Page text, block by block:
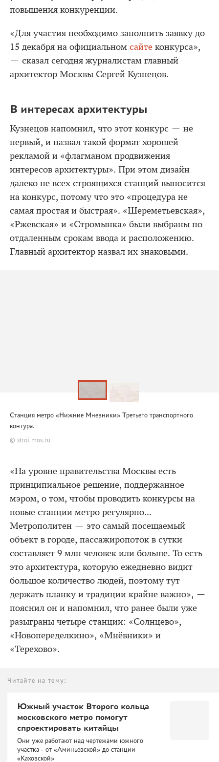
повышения конкуренции.
«Для участия необходимо заполнить заявку до
15 декабря на официальном сайте конкурса»,
— сказал сегодня журналистам главный
архитектор Москвы Сергей Кузнецов.
В интересах архитектуры
Кузнецов напомнил, что этот конкурс — не
первый, и назвал такой формат хорошей
рекламой и «флагманом продвижения
интересов архитектуры». При этом дизайн
далеко не всех строящихся станций выносится
на конкурс, потому что это «процедура не
самая простая и быстрая». «Шереметьевская»,
«Ржевская» и «Стромынка» были выбраны по
отдаленным срокам ввода и расположению.
Главный архитектор назвал их знаковыми.
Станция метро «Нижние Мневники» Третьего транспортного
контура.
© stroi.mos.ru
«На уровне правительства Москвы есть
принципиальное решение, поддержанное
мэром, о том, чтобы проводить конкурсы на
новые станции метро регулярно...
Метрополитен — это самый посещаемый
объект в городе, пассажиропоток в сутки
составляет 9 млн человек или больше. То есть
это архитектура, которую ежедневно видит
большое количество людей, поэтому тут
держать планку и традиции крайне важно», —
пояснил он и напомнил, что ранее были уже
разыграны четыре станции: «Солнцево»,
«Новопеределкино», «Мнёвники» и
«Терехово».
Читайте на тему:
Южный участок Второго кольца
московского метро помогут
спроектировать китайцы
Они уже работают над чертежами южного
участка - от «Аминьевской» до станции
«Каховской»